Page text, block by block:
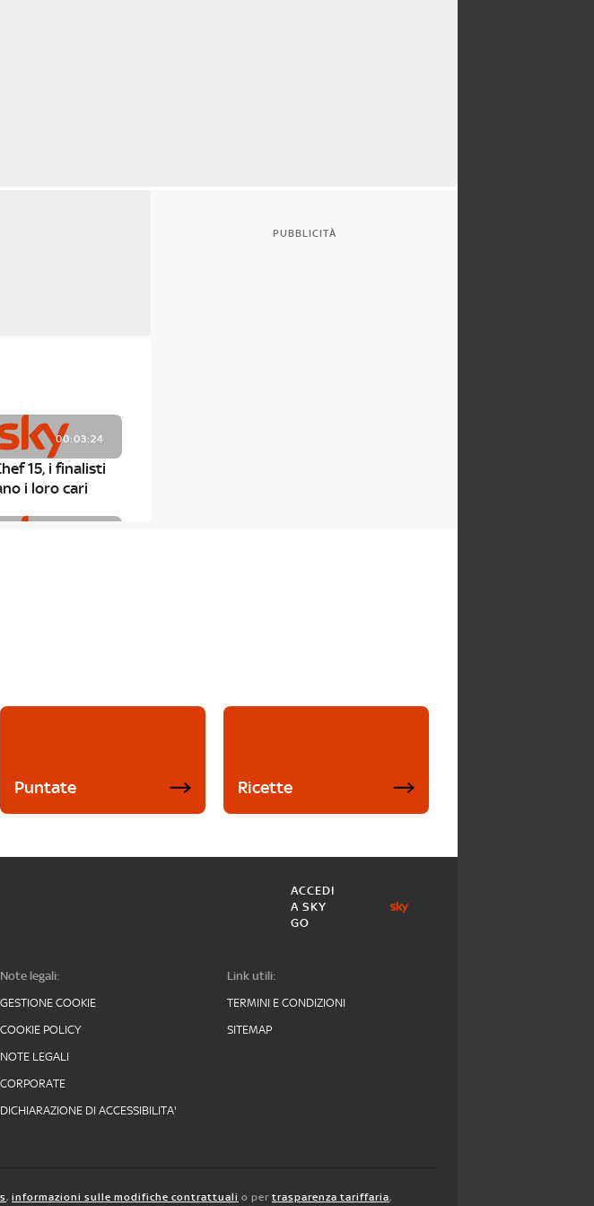
00:03:24
15, i finalisti
i loro cari
PUBBLICITÀ
Puntate Ricette
ACCEDI
A SKY
GO
Note legali:
GESTIONE COOKIE
COOKIE POLICY
NOTE LEGALI
CORPORATE
DICHIARAZIONE DI ACCESSIBILITA'
Link utili:
TERMINI E CONDIZIONI
SITEMAP
, informazioni sulle modifiche contrattuali o per trasparenza tariffaria,